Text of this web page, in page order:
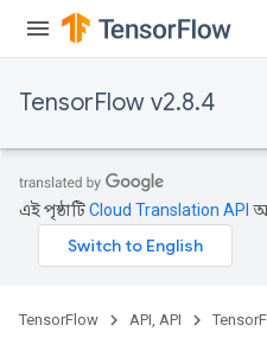
TensorFlow v2.8.4
এই পৃষ্ঠাটিCloud Translation API
TensorFlow API, API